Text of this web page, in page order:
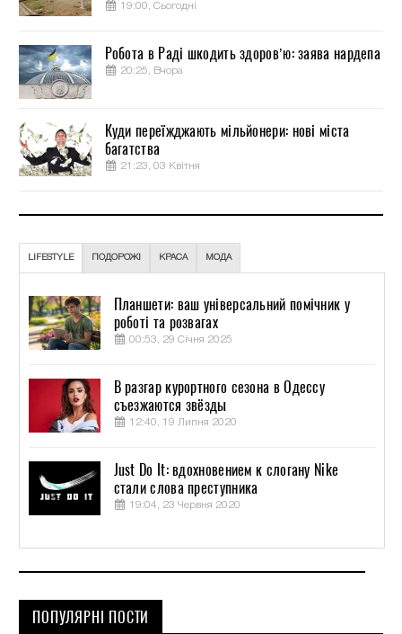
19:00, Сьогодні
Робота в Раді шкодить здоров’ю: заява нардепа
20:25, Вчора
Куди переїжджають мільйонери: нові міста
багатства
21:23, 03 Квітня
LIFESTYLE ПОДОРОЖІ КРАСА МОДА
Планшети: ваш універсальний помічник у
роботі та розвагах
00:53, 29 Січня 2025
В разгар курортного сезона в Одессу
съезжаются звёзды
12:40, 19 Липня 2020
Just Do It: вдохновением к слогану Nike
стали слова преступника
19:04, 23 Червня 2020
ПОПУЛЯРНІ ПОСТИ